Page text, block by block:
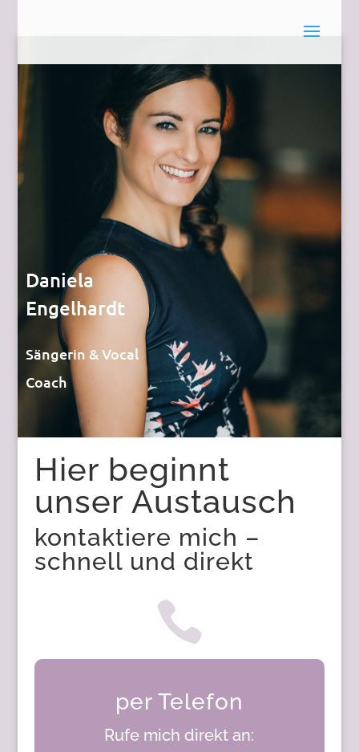
Daniela
Engelhardt
Sängerin & Vocal
Coach
Hier beginnt
unser Austausch
kontaktiere mich –
schnell und direkt

per Telefon
Rufe mich direkt an: